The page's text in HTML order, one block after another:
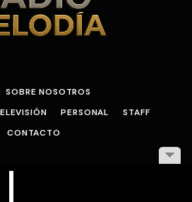
SOBRE NOSOTROS
PERSONAL
STAFF
CONTACTO
diseñada Por Wilmer Rodriguez